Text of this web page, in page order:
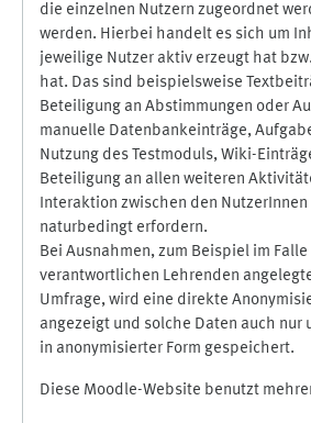
die einzelnen Nutzern zugeordnet
werden. Hierbei handelt es sich um
jeweilige Nutzer aktiv erzeugt hat
hat. Das sind beispielsweise
Beteiligung an Abstimmungen oder
manuelle Datenbankeinträge,
Nutzung des Testmoduls, Wiki-
Beteiligung an allen weiteren
Interaktion zwischen den NutzerInnen
naturbedingt erfordern.
Bei Ausnahmen, zum Beispiel im
verantwortlichen Lehrenden
Umfrage, wird eine direkte
angezeigt und solche Daten auch nur
in anonymisierter Form gespeichert.
Diese Moodle-Website benutzt